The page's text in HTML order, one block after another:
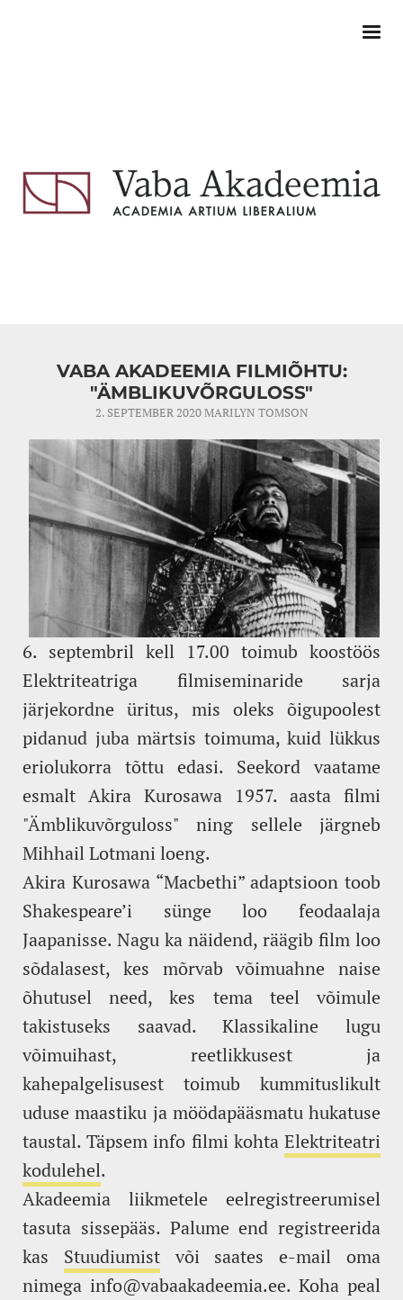
VABA AKADEEMIA FILMIÕHTU:
"ÄMBLIKUVÕRGULOSS"
2. SEPTEMBER 2020MARILYN TOMSON
6. septembril kell 17.00 toimub koostöös
Elektriteatriga filmiseminaride sarja
järjekordne üritus, mis oleks õigupoolest
pidanud juba märtsis toimuma, kuid lükkus
eriolukorra tõttu edasi. Seekord vaatame
esmalt Akira Kurosawa 1957. aasta filmi
"Ämblikuvõrguloss" ning sellele järgneb
Mihhail Lotmani loeng.
Akira Kurosawa “Macbethi” adaptsioon toob
Shakespeare’i sünge loo feodaalaja
Jaapanisse. Nagu ka näidend, räägib film loo
sõdalasest, kes mõrvab võimuahne naise
õhutusel need, kes tema teel võimule
takistuseks saavad. Klassikaline lugu
võimuihast, reetlikkusest ja
kahepalgelisusest toimub kummituslikult
uduse maastiku ja möödapääsmatu hukatuse
taustal. Täpsem info filmi kohta Elektriteatri
kodulehel.
Akadeemia liikmetele eelregistreerumisel
tasuta sissepääs. Palume end registreerida
kas Stuudiumistvõi saates e-mail oma
nimega info@vabaakadeemia.ee. Koha peal